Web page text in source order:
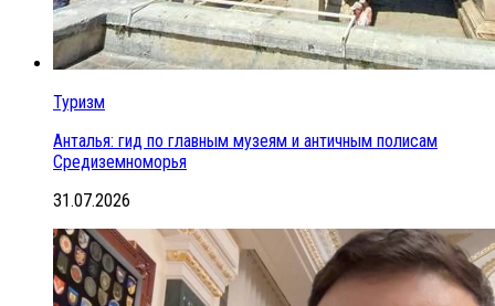
Туризм
Анталья: гид по главным музеям и античным полисам
Средиземноморья
31.07.2026